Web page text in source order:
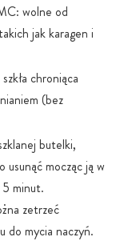
wolne od
jak karagen i
chroniąca
(bez
butelki,
usunąć mocząc ją w
5 minut.
zetrzeć
do mycia naczyń.